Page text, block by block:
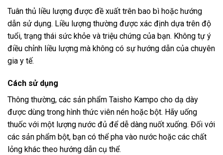
Tuân thủ liều lượng được đề xuất trên bao bì hoặc hướng
dẫn sử dụng. Liều lượng thường được xác định dựa trên độ
tuổi, trạng thái sức khỏe và triệu chứng của bạn. Không tự ý
điều chỉnh liều lượng mà không có sự hướng dẫn của chuyên
gia y tế.
Cách sử dụng
Thông thường, các sản phẩm Taisho Kampo cho dạ dày
được dùng trong hình thức viên nén hoặc bột. Hãy uống
thuốc với một lượng nước đủ để dễ dàng nuốt xuống. Đối với
các sản phẩm bột, bạn có thể pha vào nước hoặc các chất
lỏng khác theo hướng dẫn cụ thể.